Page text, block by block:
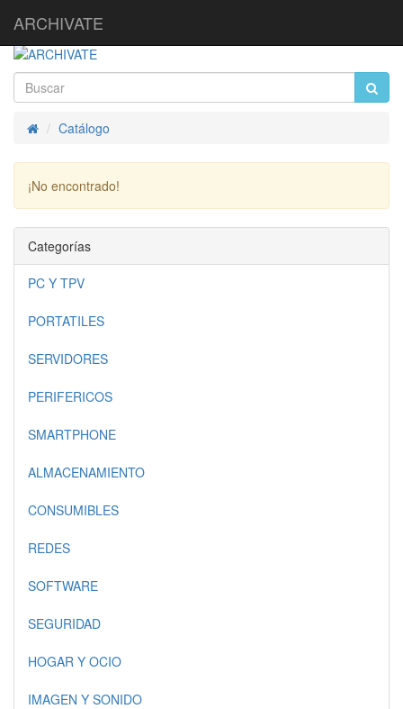
ARCHIVATE
InicioCatálogo
¡No encontrado!
Categorías
PC Y TPV
PORTATILES
SERVIDORES
PERIFERICOS
SMARTPHONE
ALMACENAMIENTO
CONSUMIBLES
REDES
SOFTWARE
SEGURIDAD
HOGAR Y OCIO
IMAGEN Y SONIDO